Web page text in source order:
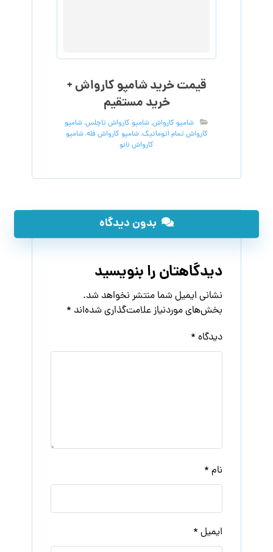
قیمت خرید شامپو کارواش +
خرید مستقیم
شامپو کارواش,شامپو کارواش تاچلس,شامپو
کارواش تمام اتوماتیک,شامپو کارواش فله,شامپو
کارواش نانو
بدون دیدگاه
دیدگاهتان را بنویسید
نشانی ایمیل شما منتشر نخواهد شد.
بخش‌های موردنیاز علامت‌گذاری شده‌اند *
دیدگاه *
نام *
ایمیل *